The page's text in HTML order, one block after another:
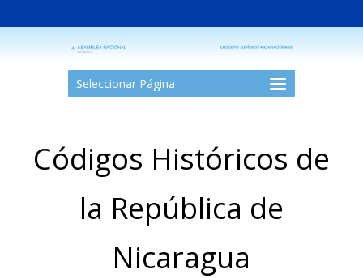
Seleccionar Página
Códigos Históricos de
la República de
Nicaragua